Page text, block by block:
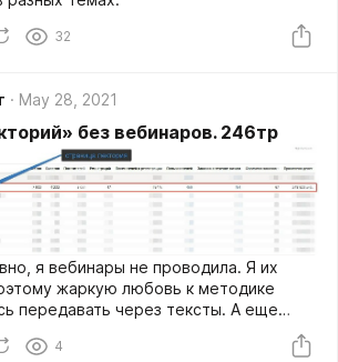
32
May 28, 2021
без вебинаров. 246тр
я вебинары не проводила. Я их
жаркую любовь к методике
передавать через тексты. А еще
в ВК мошенники, желающие получить
на карту. Не запуск был, а
4